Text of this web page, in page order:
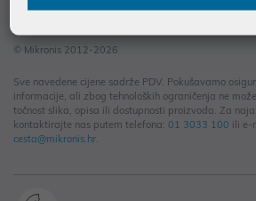
© Mikronis 2012-2026
Sve navedene cijene sadrže PDV. Pokušavamo
informacije, ali zbog tehnoloških ograničenja ne
točnost slika, opisa ili dostupnosti proizvoda. Za
kontaktirajte nas putem telefona: 01 3033 100 ili e-
cesta@mikronis.hr.